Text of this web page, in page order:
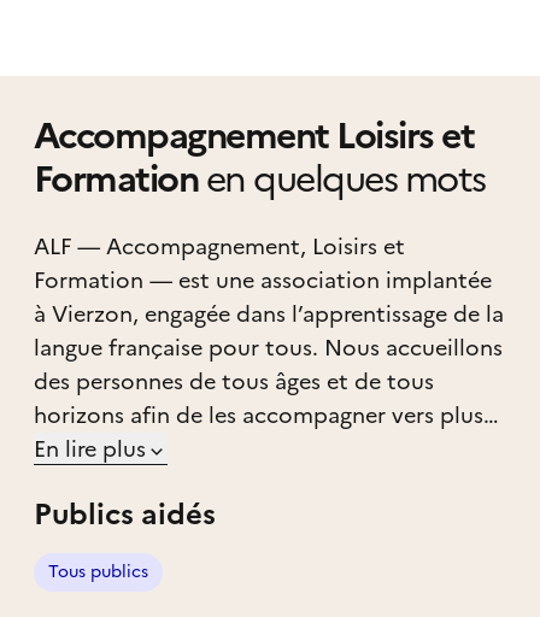
Accompagnement Loisirs et
Formationen quelques mots
ALF — Accompagnement, Loisirs et
Formation — est une association implantée
à Vierzon, engagée dans l’apprentissage de la
langue française pour tous. Nous accueillons
des personnes de tous âges et de tous
horizons afin de les accompagner vers plus
d’autonomie, d’inclusion sociale et de
adaptés, des ateliers socio-linguistiques et
des activités culturelles, nous créons un
cadre bienveillant où chacun peut progresser
En lire plus
Publics aidés
Tous publics